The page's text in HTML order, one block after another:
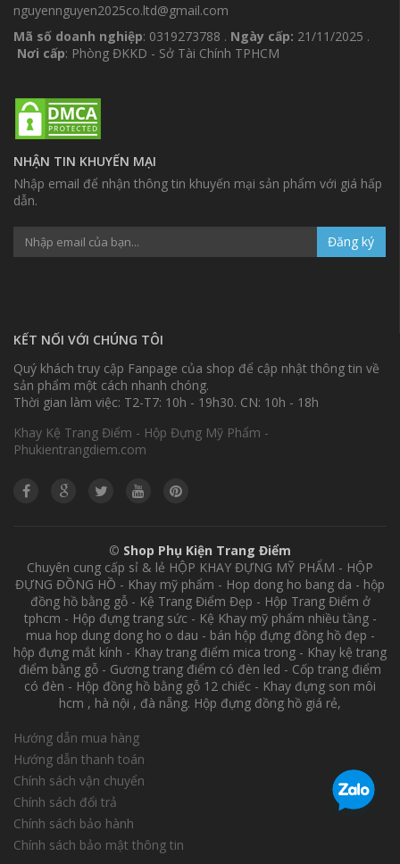
nguyennguyen2025co.ltd@gmail.com
Mã số doanh nghiệp: 0319273788 . Ngày cấp: 21/11/2025 .
Nơi cấp: Phòng ĐKKD - Sở Tài Chính TPHCM
NHẬN TIN KHUYẾN MẠI
Nhập email để nhận thông tin khuyến mại sản phẩm với giá hấp
dẫn.
Đăng ký
KẾT NỐI VỚI CHÚNG TÔI
Quý khách truy cập Fanpage của shop để cập nhật thông tin về
sản phẩm một cách nhanh chóng.
Thời gian làm việc: T2-T7: 10h - 19h30. CN: 10h - 18h
Khay Kệ Trang Điểm - Hộp Đựng Mỹ Phẩm -
Phukientrangdiem.com
© Shop Phụ Kiện Trang Điểm
Chuyên cung cấp sỉ & lẻ HỘP KHAY ĐỰNG MỸ PHẨM - HỘP
ĐỰNG ĐỒNG HỒ - Khay mỹ phẩm - Hop dong ho bang da - hộp
đồng hồ bằng gỗ - Kệ Trang Điểm Đẹp - Hộp Trang Điểm ở
tphcm - Hộp đựng trang sức - Kệ Khay mỹ phẩm nhiều tầng -
mua hop dung dong ho o dau - bán hộp đựng đồng hồ đẹp -
hộp đựng mắt kính - Khay trang điểm mica trong - Khay kệ trang
điểm bằng gỗ - Gương trang điểm có đèn led - Cốp trang điểm
có đèn - Hộp đồng hồ bằng gỗ 12 chiếc - Khay đựng son môi
hcm , hà nội , đà nẵng. Hộp đựng đồng hồ giá rẻ,
Hướng dẫn mua hàng
Hướng dẫn thanh toán
Chính sách vận chuyển
Chính sách đổi trả
Chính sách bảo hành
Chính sách bảo mật thông tin